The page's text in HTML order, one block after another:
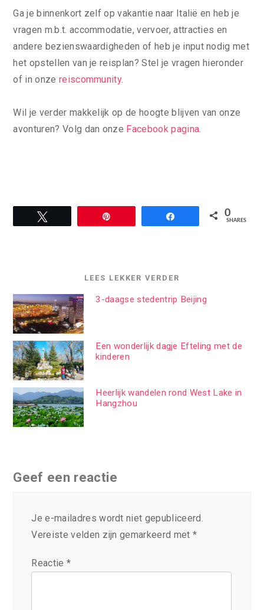
Ga je binnenkort zelf op vakantie naar Italië en heb je
vragen m.b.t. accommodatie, vervoer, attracties en
andere bezienswaardigheden of heb je input nodig met
het opstellen van je reisplan? Stel je vragen hieronder
of in onze reiscommunity.
Wil je verder makkelijk op de hoogte blijven van onze
avonturen? Volg dan onze Facebook pagina.
0
SHARES
LEES LEKKER VERDER
3-daagse stedentrip Beijing
Een wonderlijk dagje Efteling met de
kinderen
Heerlijk wandelen rond West Lake in
Hangzhou
Geef een reactie
Je e-mailadres wordt niet gepubliceerd.
Vereiste velden zijn gemarkeerd met *
Reactie *